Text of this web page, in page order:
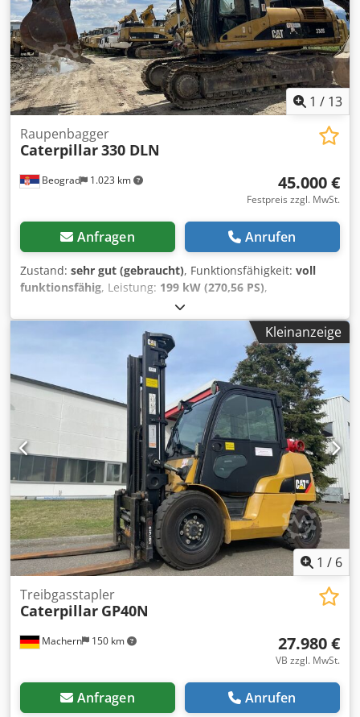
1 / 13
Beograd 1.023 km
Raupenbagger
Caterpillar330 DLN
45.000 €
Festpreis zzgl. MwSt.
Anfragen Anrufen
Zustand: sehr gut (gebraucht), Funktionsfähigkeit: voll
funktionsfähig, Leistung: 199 kW (270,56 PS),
, Schaufelvolumen:
Baujahr:2006, Maschinen-/Fahrzeugnummer:CAT
, Die Maschine befindet sich in einem
ausgezeichneten funktionsfähigen Zustand. Chodpfx
Kleinanzeige
1 / 6
Machern 150 km
Treibgasstapler
Caterpillar GP40N
27.980 €
VB zzgl. MwSt.
Anfragen Anrufen